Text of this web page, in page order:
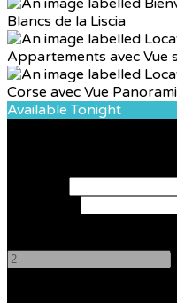
Available Tonight